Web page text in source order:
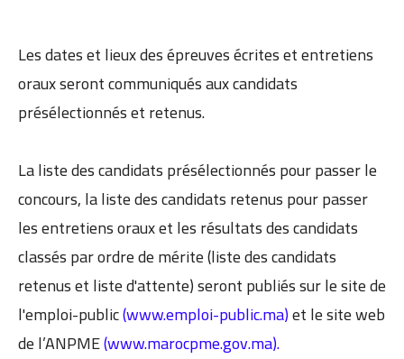
Les dates et lieux des épreuves écrites et entretiens
oraux seront communiqués aux candidats
présélectionnés et retenus.
La liste des candidats présélectionnés pour passer le
concours, la liste des candidats retenus pour passer
les entretiens oraux et les résultats des candidats
classés par ordre de mérite (liste des candidats
retenus et liste d'attente) seront publiés sur le site de
l'emploi-public(www.emploi-public.ma)et le site web
de l’ANPME(www.marocpme.gov.ma).